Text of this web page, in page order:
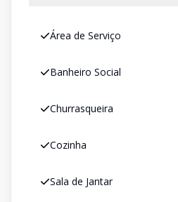
Área de Serviço
Banheiro Social
Churrasqueira
Cozinha
Sala de Jantar